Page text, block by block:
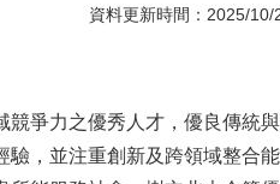
資料更新時間：2025/
爭力之優秀人才，優良傳統
，並注重創新及跨領域整合能